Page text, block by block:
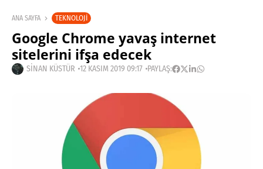
ANA SAYFA TEKNOLOJI
Google Chrome yavaş internet
sitelerini ifşa edecek
SINAN KÜSTÜR 12 KASIM 2019 09:17 PAYLAŞ: